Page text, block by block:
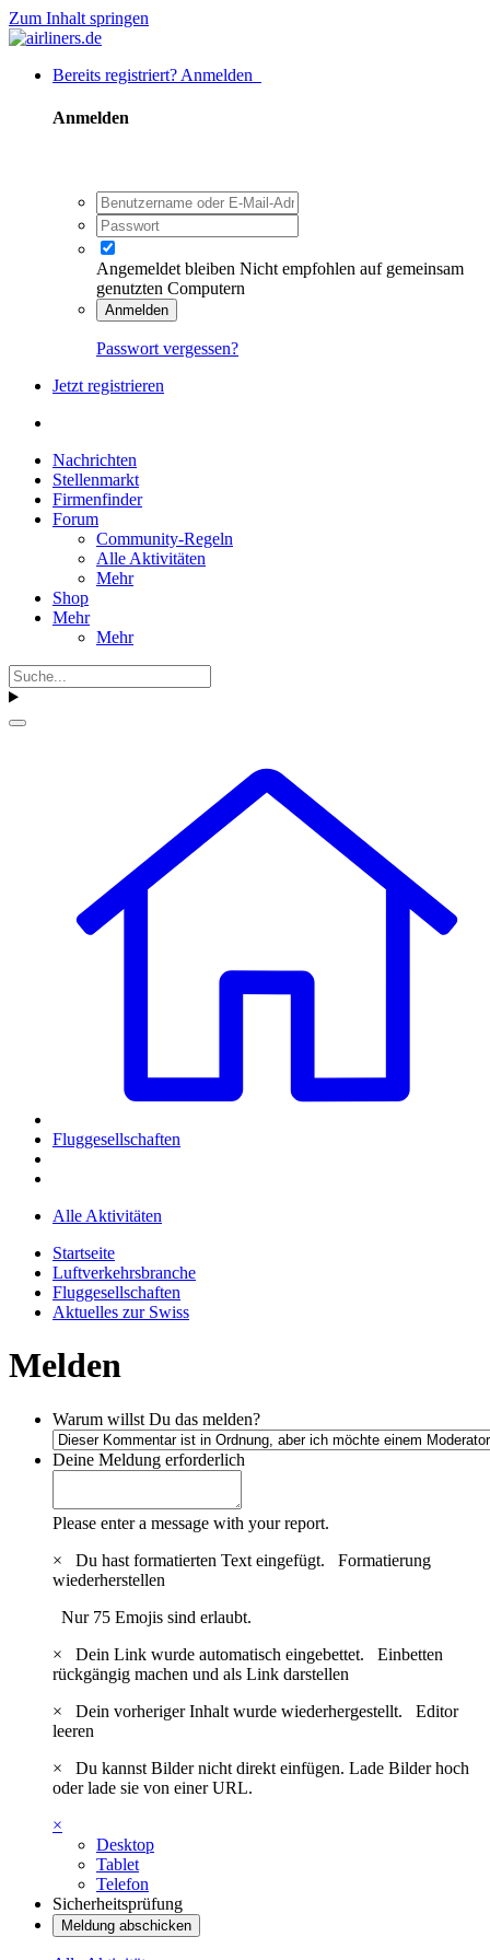
Zum Inhalt springen
Bereits registriert? Anmelden
Anmelden
Angemeldet bleiben Nicht empfohlen auf gemeinsam
genutzten Computern
Anmelden
Passwort vergessen?
Jetzt registrieren
Nachrichten
Stellenmarkt
Firmenfinder
Forum
Community-Regeln
Alle Aktivitäten
Mehr
Shop
Mehr
Mehr
Fluggesellschaften
Alle Aktivitäten
Startseite
Luftverkehrsbranche
Fluggesellschaften
Aktuelles zur Swiss
Melden
Warum willst Du das melden?
Deine Meldung erforderlich
Please enter a message with your report.
×
Du hast formatierten Text eingefügt. Formatierung
wiederherstellen
Nur 75 Emojis sind erlaubt.
×
Dein Link wurde automatisch eingebettet. Einbetten
rückgängig machen und als Link darstellen
×
Dein vorheriger Inhalt wurde wiederhergestellt. Editor
leeren
×
Du kannst Bilder nicht direkt einfügen. Lade Bilder hoch
oder lade sie von einer URL.
×
Desktop
Tablet
Telefon
Sicherheitsprüfung
Meldung abschicken